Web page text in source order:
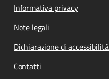
Informativa privacy
Note legali
Dichiarazione di accessibilità
Contatti